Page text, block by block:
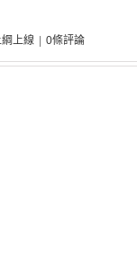
上線 0條評論